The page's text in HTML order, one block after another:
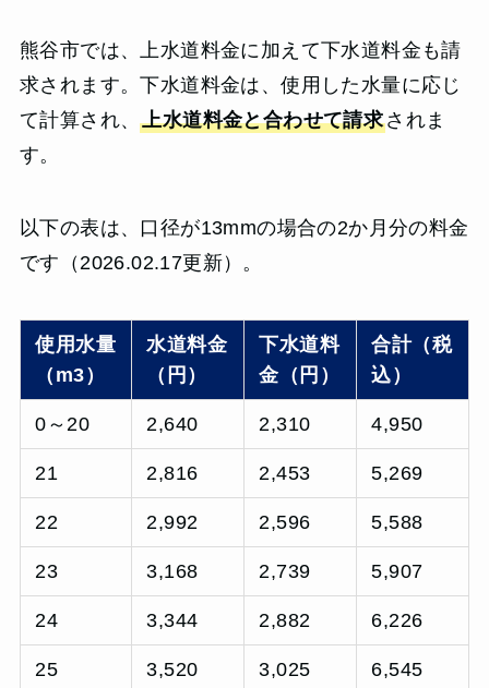
熊谷市では、上水道料金に加えて下水道料金も請
求されます。下水道料金は、使用した水量に応じ
て計算され、上水道料金と合わせて請求されま
す。
以下の表は、口径が13mmの場合の2か月分の料金
です（2026.02.17更新）。
使用水量
（m3）
水道料金
（円）
下水道料
金（円）
合計（税
込）
0～20 2,640 2,310 4,950
21 2,816 2,453 5,269
22 2,992 2,596 5,588
23 3,168 2,739 5,907
24 3,344 2,882 6,226
25 3,520 3,025 6,545